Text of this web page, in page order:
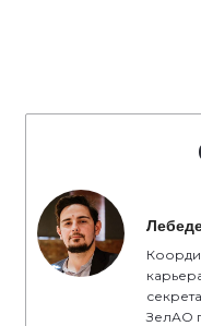
ЗелАО